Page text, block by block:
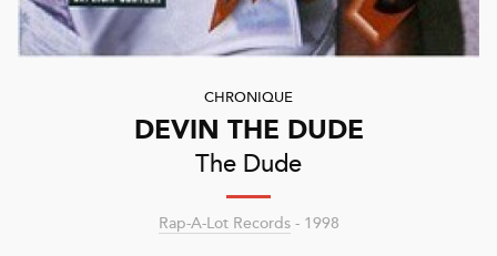
CHRONIQUE
DEVIN THE DUDE
The Dude
Rap-A-Lot Records- 1998